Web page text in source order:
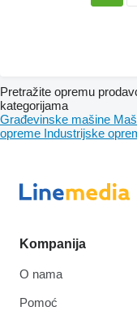
Pretražite opremu
kategorijama
Građevinske mašine
opreme Industrijske
Kompanija
O nama
Pomoć